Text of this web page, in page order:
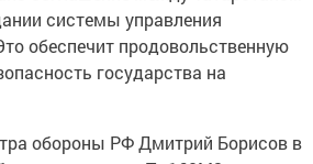
системы управления
обеспечит продовольственную
государства на
обороны РФ Дмитрий Борисов в